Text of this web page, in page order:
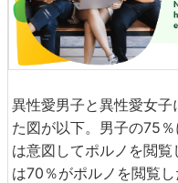
異性愛男子と異性愛女
た図が以下。男子の75
は意図してポルノを閲
は70％がポルノを閲覧